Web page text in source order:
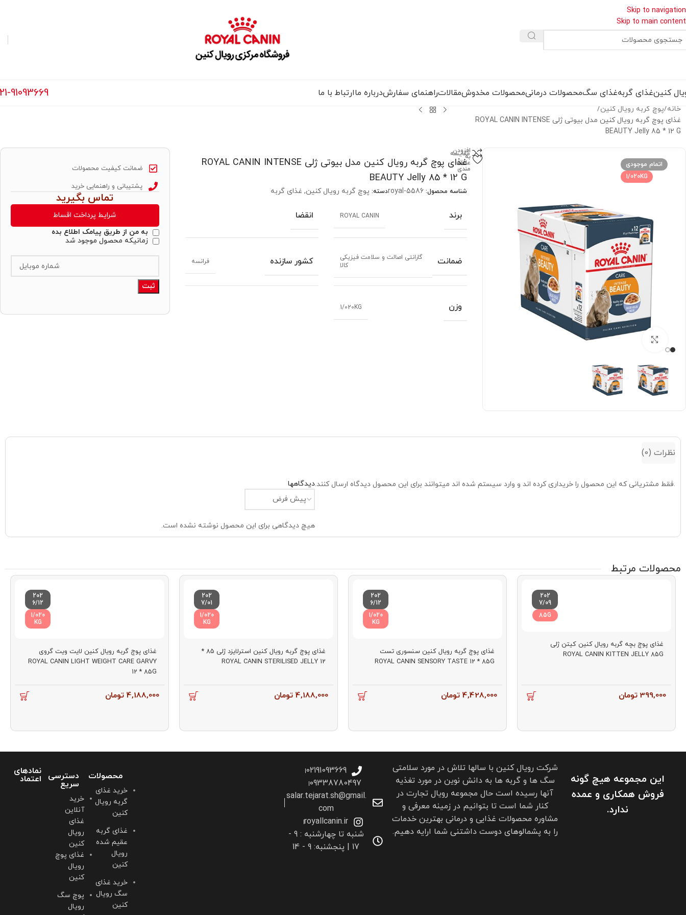
Skip to navigation
Skip to main content
کنینغذای گربهغذای سگمحصولات درمانیمحصولات مخدوشمقالاتراهنمای سفارشدرباره ماارتباط با ما 91093669
خانه پوچ گربه رویال کنین
غذای پوچ گربه رویال کنین مدل بیوتی ژلی ROYAL CANIN INTENSE
BEAUTY Jelly 85 * 12 G
اتمام موجودی
1/020KG
بزرگنمایی تصویر
مقایسه
افزودن
به
علاقه
مندی
غذای پوچ گربه رویال کنین مدل بیوتی ژلی ROYAL CANIN INTENSE
BEAUTY Jelly 85 * 12 G
شناسه محصول:royal-5586دسته: پوچ گربه رویال کنین, غذای گربه
برند ROYAL CANIN انقضا
ضمانت
گارانتی اصالت و سلامت فیزیکی
کالا
کشور سازنده فرانسه
وزن 1/020KG
ضمانت کیفیت محصولات
پشتیبانی و راهنمایی خرید
تماس بگیرید
شرایط پرداخت اقساط
به من از طریق پیامک اطلاع بده
زمانیکه محصول موجود شد
ثبت
نظرات (0)
دیدگاهها
هیچ دیدگاهی برای این محصول نوشته نشده است.
.فقط مشتریانی که این محصول را خریداری کرده اند و وارد سیستم شده اند میتوانند برای این محصول دیدگاه ارسال کنند.
محصولات مرتبط
202
7/09
85G
غذای پوچ بچه گربه رویال کنین کیتن ژلی
ROYAL CANIN KITTEN JELLY 85G
399,000 تومان
202
6/12
1/020
KG
غذای پوچ گربه رویال کنین سنسوری تست
ROYAL CANIN SENSORY TASTE 12 * 85G
4,428,000 تومان
202
7/01
1/020
KG
غذای پوچ گربه رویال کنین استرلایزد ژلی 85 *
ROYAL CANIN STERILISED JELLY 12
4,188,000 تومان
202
6/12
1/020
KG
غذای پوچ گربه رویال کنین لایت ویت گروی
ROYAL CANIN LIGHT WEIGHT CARE GARVY
12 * 85G
4,188,000 تومان
این مجموعه هیچ گونه
فروش همکاری و عمده
ندارد.
شرکت رویال کنین با سالها تلاش در مورد سلامتی
سگ ها و گربه ها به دانش نوین در مورد تغذیه
آنها رسیده است حال مجموعه رویال تجارت در
کنار شما است تا بتوانیم در زمینه معرفی و
مشاوره محصولات غذایی و درمانی بهترین خدمات
را به پشمالوهای دوست داشتنی شما ارايه دهیم.
02191093669
09338780497
salar.tejarat.sh@gmail.
com
royallcanin.ir
شنبه تا چهارشنبه : 9 -
17 | پنجشنبه: 9 - 14
محصولات
خرید غذای
گربه رویال
کنین
غذای گربه
عقیم شده
رویال
کنین
خرید غذای
سگ رویال
کنین
دسترسی
سریع
خرید
آنلاین
غذای
رویال
کنین
غذای پوچ
رویال
کنین
پوچ سگ
رویال
نمادهای
اعتماد